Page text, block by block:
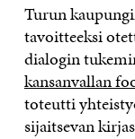
Turun
tavoitteeksi
dialogin
kansanvallan
toteutti
sijaitsevan